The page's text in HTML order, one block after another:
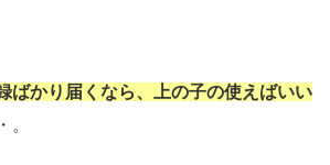
ばかり届くなら、上の子の使えばいい
。